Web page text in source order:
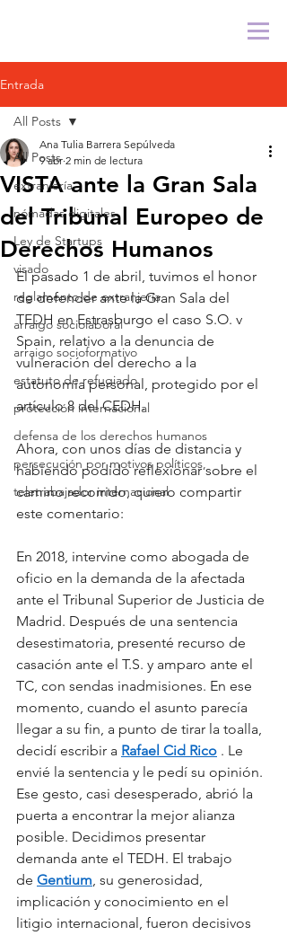
Entrada
All Posts
extranjería
nómadas digitales
Ley de Startups
visado
reglamento de extranjería
arraigo sociolaboral
arraigo socioformativo
estatuto de refugiado
protección internacional
defensa de los derechos humanos
persecución por motivos políticos,
teletrabajador internacional
All Posts
VISTA ante la Gran Sala
del Tribunal Europeo de
Derechos Humanos
Ana Tulia Barrera Sepúlveda
9 abr 2 min de lectura
El pasado 1 de abril, tuvimos el honor
de defender ante la Gran Sala del
TEDH en Estrasburgo el caso S.O. v
Spain, relativo a la denuncia de
vulneración del derecho a la
autonomía personal, protegido por el
artículo 8 del CEDH.
Ahora, con unos días de distancia y
habiendo podido reflexionar sobre el
camino recorrido, quiero compartir
este comentario:
En 2018, intervine como abogada de
oficio en la demanda de la afectada
ante el Tribunal Superior de Justicia de
Madrid. Después de una sentencia
desestimatoria, presenté recurso de
casación ante el T.S. y amparo ante el
TC, con sendas inadmisiones. En ese
momento, cuando el asunto parecía
llegar a su fin, a punto de tirar la toalla,
decidí escribir a Rafael Cid Rico . Le
envié la sentencia y le pedí su opinión.
Ese gesto, casi desesperado, abrió la
puerta a encontrar la mejor alianza
posible. Decidimos presentar
demanda ante el TEDH. El trabajo
de Gentium, su generosidad,
implicación y conocimiento en el
litigio internacional, fueron decisivos